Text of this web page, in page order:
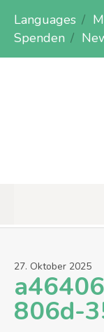
Languages
Spenden
27. Oktober 2025
806d-